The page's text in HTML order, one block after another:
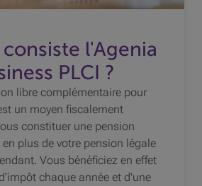
l'Agenia
PLCI ?
libre complémentaire pour
un moyen fiscalement
constituer une pension
plus de votre pension légale
Vous bénéficiez en effet
chaque année et d'une